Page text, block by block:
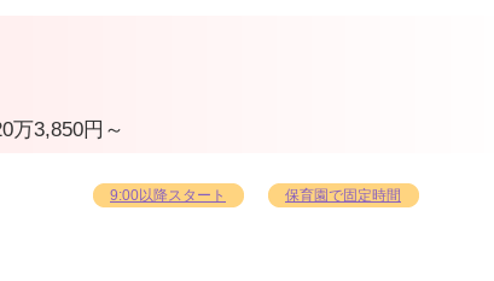
万3,850円～
9:00以降スタート 保育園で固定時間